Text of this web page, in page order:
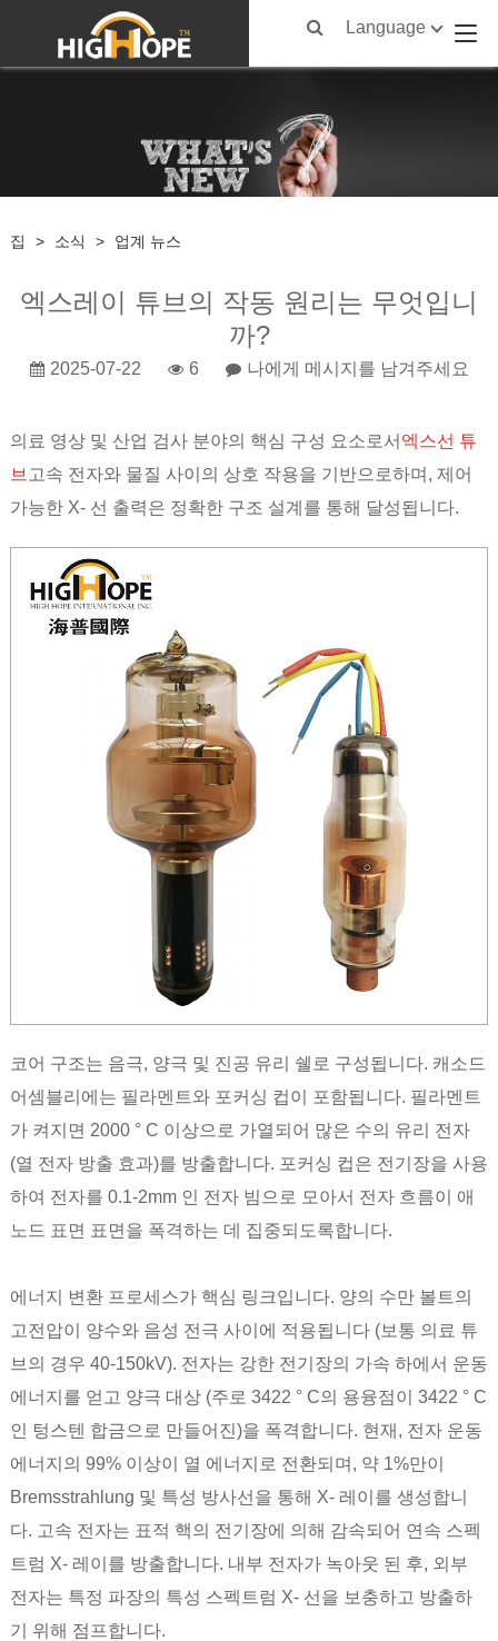
Language
집 > 소식 > 업계 뉴스
엑스레이 튜브의 작동 원리는 무엇입니
까?
2025-07-22 6 나에게 메시지를 남겨주세요
의료 영상 및 산업 검사 분야의 핵심 구성 요소로서 엑스선 튜
브 고속 전자와 물질 사이의 상호 작용을 기반으로하며, 제어
가능한 X- 선 출력은 정확한 구조 설계를 통해 달성됩니다.
코어 구조는 음극, 양극 및 진공 유리 쉘로 구성됩니다. 캐소드
어셈블리에는 필라멘트와 포커싱 컵이 포함됩니다. 필라멘트
가 켜지면 2000 ° C 이상으로 가열되어 많은 수의 유리 전자
(열 전자 방출 효과)를 방출합니다. 포커싱 컵은 전기장을 사용
하여 전자를 0.1-2mm 인 전자 빔으로 모아서 전자 흐름이 애
노드 표면 표면을 폭격하는 데 집중되도록합니다.
에너지 변환 프로세스가 핵심 링크입니다. 양의 수만 볼트의
고전압이 양수와 음성 전극 사이에 적용됩니다 (보통 의료 튜
브의 경우 40-150kV). 전자는 강한 전기장의 가속 하에서 운동
에너지를 얻고 양극 대상 (주로 3422 ° C의 용융점이 3422 ° C
인 텅스텐 합금으로 만들어진)을 폭격합니다. 현재, 전자 운동
에너지의 99% 이상이 열 에너지로 전환되며, 약 1%만이
Bremsstrahlung 및 특성 방사선을 통해 X- 레이를 생성합니
다. 고속 전자는 표적 핵의 전기장에 의해 감속되어 연속 스펙
트럼 X- 레이를 방출합니다. 내부 전자가 녹아웃 된 후, 외부
전자는 특정 파장의 특성 스펙트럼 X- 선을 보충하고 방출하
기 위해 점프합니다.